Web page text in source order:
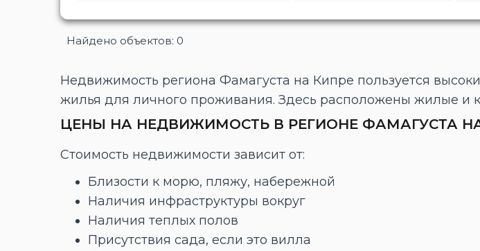
Найдено объектов: 0
Недвижимость региона Фамагуста на Кипре пользуется
жилья для личного проживания. Здесь расположены жилые и
ЦЕНЫ НА НЕДВИЖИМОСТЬ В РЕГИОНЕ ФАМАГУСТА
Стоимость недвижимости зависит от:
Близости к морю, пляжу, набережной
Наличия инфраструктуры вокруг
Наличия теплых полов
Присутствия сада, если это вилла